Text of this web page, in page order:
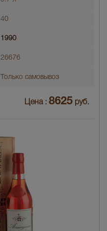
40
1990
26676
Только самовывоз
Цена : 8625 руб.